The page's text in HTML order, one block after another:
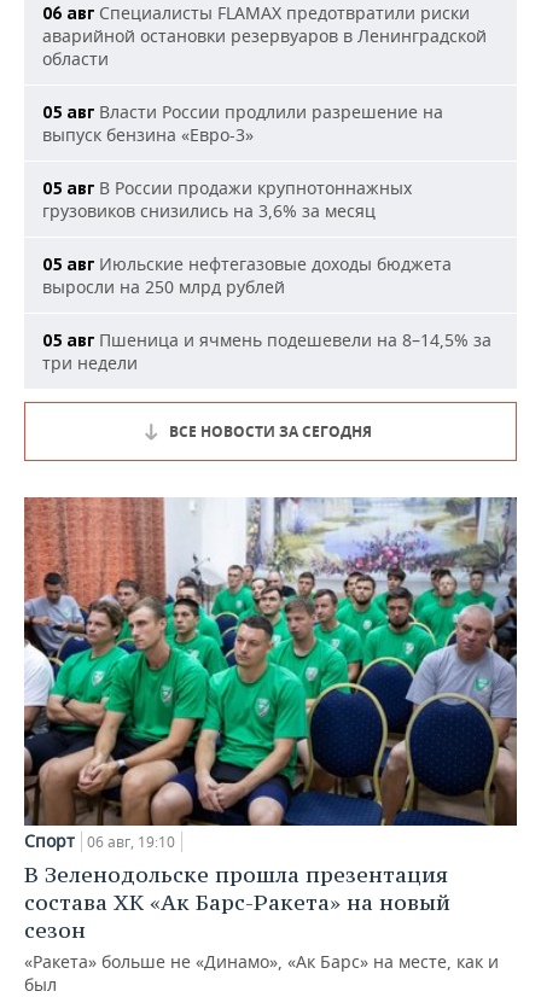
06 авг Специалисты FLAMAX предотвратили риски
аварийной остановки резервуаров в Ленинградской
области
05 авг Власти России продлили разрешение на
выпуск бензина «Евро-3»
05 авг В России продажи крупнотоннажных
грузовиков снизились на 3,6% за месяц
05 авг Июльские нефтегазовые доходы бюджета
выросли на 250 млрд рублей
05 авг Пшеница и ячмень подешевели на 8–14,5% за
три недели
ВСЕ НОВОСТИ ЗА СЕГОДНЯ
Спорт 06 авг, 19:10
В Зеленодольске прошла презентация
состава ХК «Ак Барс-Ракета» на новый
сезон
«Ракета» больше не «Динамо», «Ак Барс» на месте, как и
был